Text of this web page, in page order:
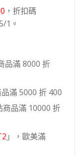
，折扣碼
1。
品滿 8000 折
滿 5000 折 400
商品滿 10000 折
」，歐美滿